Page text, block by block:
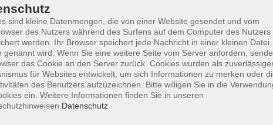
sind kleine Datenmengen, die von einer Website gesendet und vom
des Nutzers während des Surfens auf dem Computer des Nutzers
werden. Ihr Browser speichert jede Nachricht in einer kleinen Datei,
genannt wird. Wenn Sie eine weitere Seite vom Server anfordern,
das Cookie an den Server zurück. Cookies wurden als
für Websites entwickelt, um sich Informationen zu merken oder
des Benutzers aufzuzeichnen. Bitte willigen Sie in die
ein. Weitere Informationen finden Sie in unseren
Datenschutz